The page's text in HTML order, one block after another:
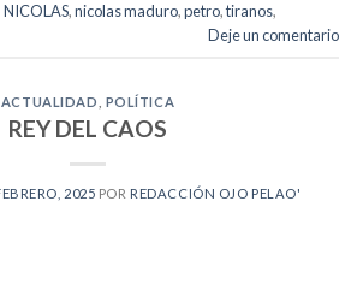
NICOLAS,nicolas maduro,petro,tiranos,
Deje un comentario
ACTUALIDAD POLÍTICA
REY DEL CAOS
2025 POR REDACCIÓN OJO PELAO'